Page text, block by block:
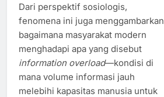
Dari perspektif sosiologis,
fenomena ini juga menggambarkan
bagaimana masyarakat modern
menghadapi apa yang disebut
information overload—kondisi di
mana volume informasi jauh
melebihi kapasitas manusia untuk